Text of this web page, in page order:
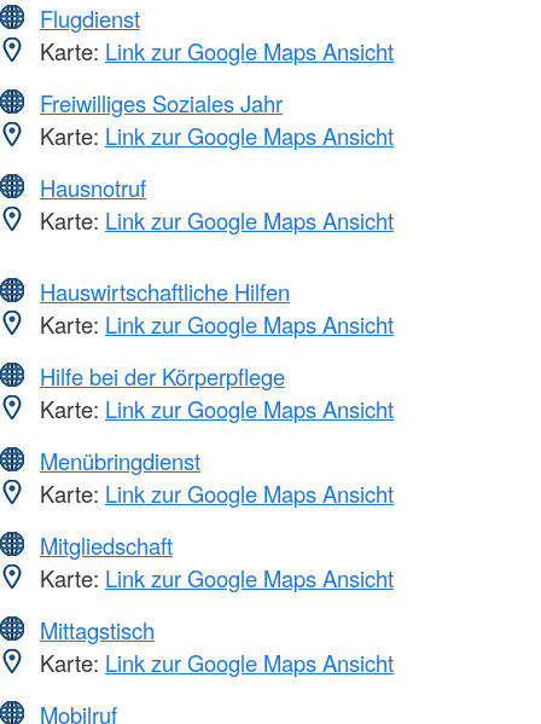
Flugdienst
Karte: Link zur Google Maps Ansicht
Freiwilliges Soziales Jahr
Karte: Link zur Google Maps Ansicht
Hausnotruf
Karte: Link zur Google Maps Ansicht
Hauswirtschaftliche Hilfen
Karte: Link zur Google Maps Ansicht
Hilfe bei der Körperpflege
Karte: Link zur Google Maps Ansicht
Menübringdienst
Karte: Link zur Google Maps Ansicht
Mitgliedschaft
Karte: Link zur Google Maps Ansicht
Mittagstisch
Karte: Link zur Google Maps Ansicht
Mobilruf